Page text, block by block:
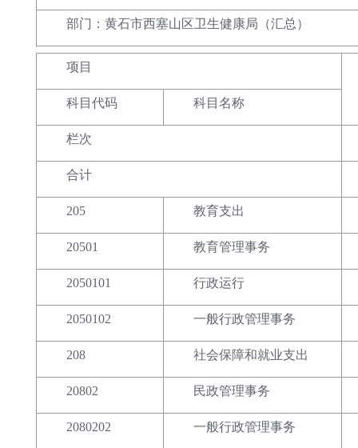
部门：黄石市西塞山区卫生健康局（汇总）
项目
科目代码 科目名称
栏次
合计
205 教育支出
20501 教育管理事务
2050101 行政运行
2050102 一般行政管理事务
208 社会保障和就业支出
20802 民政管理事务
2080202 一般行政管理事务